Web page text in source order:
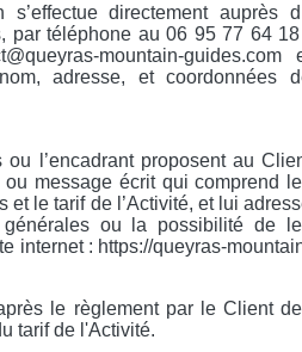
s’effectue directement auprès
par téléphone au 06 95 77 64
mountain-guides.com
adresse, et coordonnées
l’encadrant proposent au
ou message écrit qui comprend
et le tarif de l’Activité, et lui
générales ou la possibilité de
internet : https://queyras-
le règlement par le Client
tarif de l'Activité.